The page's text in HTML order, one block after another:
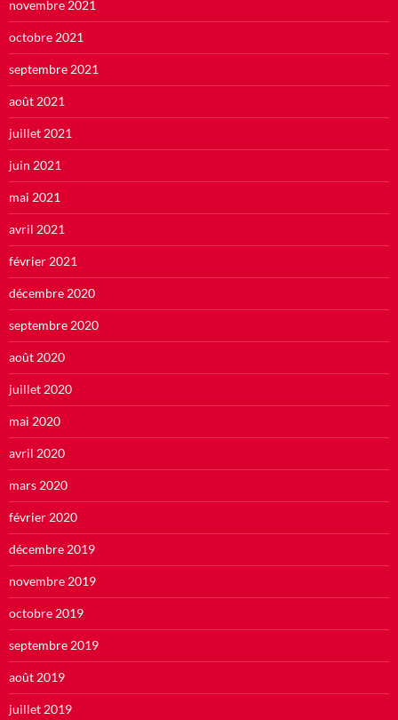
novembre 2021
octobre 2021
septembre 2021
août 2021
juillet 2021
juin 2021
mai 2021
avril 2021
février 2021
décembre 2020
septembre 2020
août 2020
juillet 2020
mai 2020
avril 2020
mars 2020
février 2020
décembre 2019
novembre 2019
octobre 2019
septembre 2019
août 2019
juillet 2019